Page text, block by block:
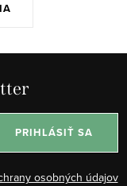
osobných údajov
PRIHLÁSIŤ SA